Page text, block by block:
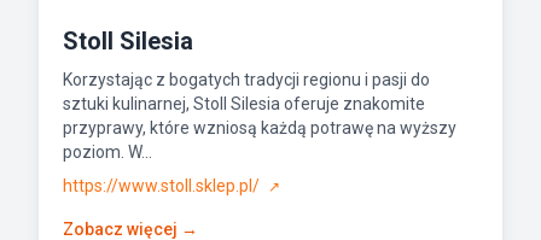
Stoll Silesia
Korzystając z bogatych tradycji regionu i pasji do
sztuki kulinarnej, Stoll Silesia oferuje znakomite
przyprawy, które wzniosą każdą potrawę na wyższy
poziom. W...
https://www.stoll.sklep.pl/
↗
Zobacz więcej →